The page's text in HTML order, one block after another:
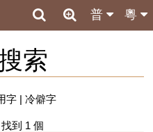
粵
普
索
字| 冷僻字
到 1 個